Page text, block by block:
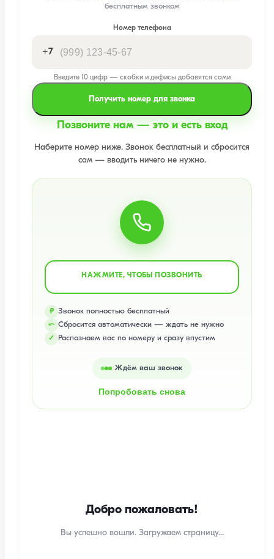
бесплатным звонком
Номер телефона
+7
Введите 10 цифр — скобки и дефисы добавятся сами
Получить номер для звонка
Позвоните нам — это и есть вход
Наберите номер ниже. Звонок бесплатный и сбросится
сам — вводить ничего не нужно.
НАЖМИТЕ, ЧТОБЫ ПОЗВОНИТЬ
₽ Звонок полностью бесплатный
⤺ Сбросится автоматически — ждать не нужно
✓ Распознаем вас по номеру и сразу впустим
Ждём ваш звонок
Попробовать снова
Добро пожаловать!
Вы успешно вошли. Загружаем страницу...